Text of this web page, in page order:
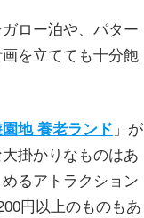
ロー泊や、パター
を立てても十分飽
地 養老ランド 」が
掛かりなものはあ
るアトラクション
円以上のものもあ